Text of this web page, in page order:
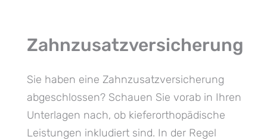
Zahnzusatzversicherung
Sie haben eine Zahnzusatzversicherung
abgeschlossen? Schauen Sie vorab in Ihren
Unterlagen nach, ob kieferorthopädische
Leistungen inkludiert sind. In der Regel